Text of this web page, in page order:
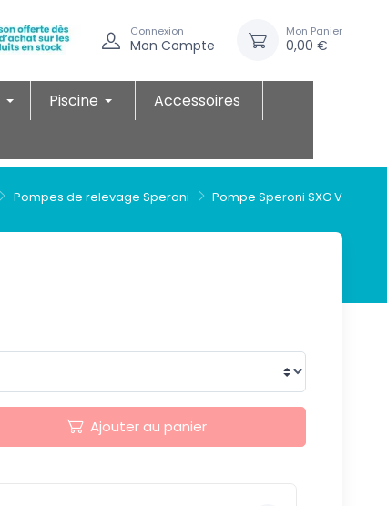
Connexion
Mon Compte
Mon Panier
0,00 €
Piscine
Accessoires
Pompes de relevage Speroni Pompe Speroni SXG V
Ajouter au panier